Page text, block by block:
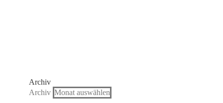
Archiv
Archiv